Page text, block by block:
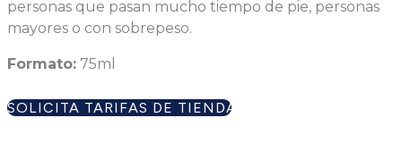
personas que pasan mucho tiempo de pie, personas
mayores o con sobrepeso.
Formato: 75ml
SOLICITA TARIFAS DE TIENDA